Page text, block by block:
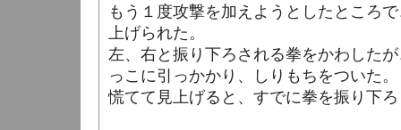
もう１度攻撃を加えようとしたところ
上げられた。
左、右と振り下ろされる拳をかわした
っこに引っかかり、しりもちをついた。
慌てて見上げると、すでに拳を振り下